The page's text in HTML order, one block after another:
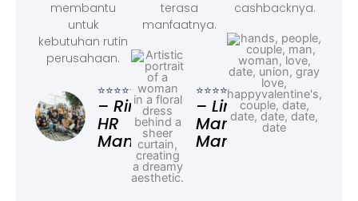
membantu
untuk
kebutuhan rutin
perusahaan.
⭐⭐⭐⭐⭐
– Rina,
HR
Manager
terasa
manfaatnya.
⭐⭐⭐⭐⭐
– Linda,
Marketing
Manager
cashbacknya.